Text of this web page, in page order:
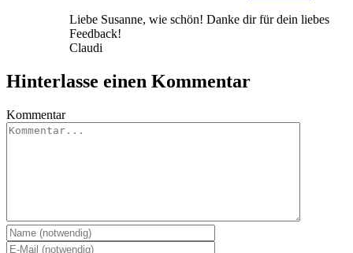
Liebe Susanne, wie schön! Danke dir für dein liebes
Feedback!
Claudi
Hinterlasse einen Kommentar
Kommentar